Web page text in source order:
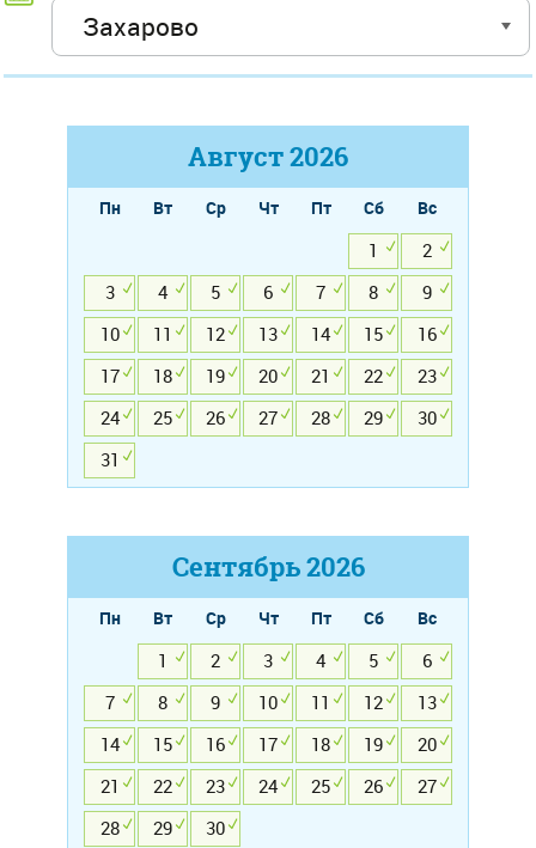
Август2026
Пн Вт Ср Чт Пт Сб
Вс
1
2
3
4 5 6 7 8
9
10
11 12 13 14 15
16
17
18 19 20 21 22
23
24
25 26 27 28 29
30
31
Сентябрь2026
Пн Вт Ср Чт Пт Сб
Вс
1
2 3 4 5
6
7
8 9 10 11 12
13
14
15 16 17 18 19
20
21
22 23 24 25 26
27
28
29 30